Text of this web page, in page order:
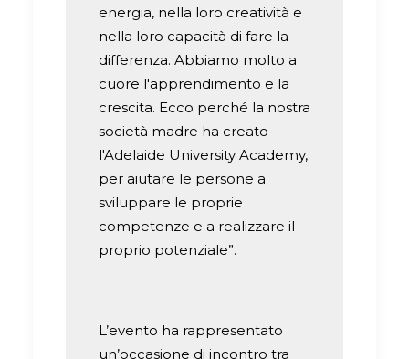
energia, nella loro creatività e
nella loro capacità di fare la
differenza. Abbiamo molto a
cuore l'apprendimento e la
crescita. Ecco perché la nostra
società madre ha creato
l'Adelaide University Academy,
per aiutare le persone a
sviluppare le proprie
competenze e a realizzare il
proprio potenziale”.
L’evento ha rappresentato
un’occasione di incontro tra